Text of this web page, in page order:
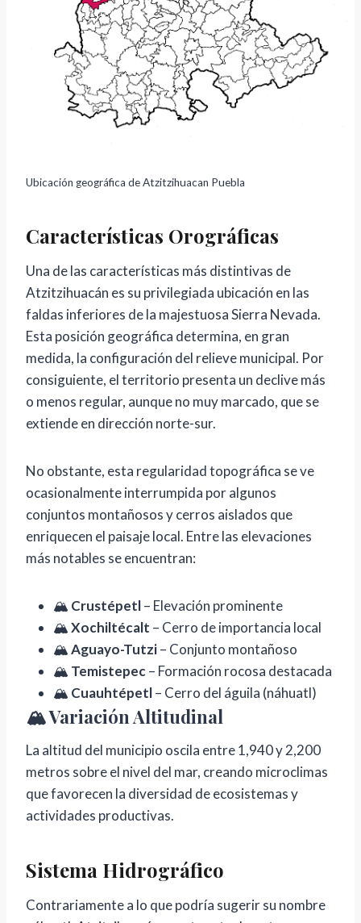
Ubicación geográfica de Atzitzihuacan Puebla
Características Orográficas
Una de las características más distintivas de
Atzitzihuacán es su privilegiada ubicación en las
faldas inferiores de la majestuosa Sierra Nevada.
Esta posición geográfica determina, en gran
medida, la configuración del relieve municipal. Por
consiguiente, el territorio presenta un declive más
o menos regular, aunque no muy marcado, que se
extiende en dirección norte-sur.
No obstante, esta regularidad topográfica se ve
ocasionalmente interrumpida por algunos
conjuntos montañosos y cerros aislados que
enriquecen el paisaje local. Entre las elevaciones
más notables se encuentran:
🏔️ Crustépetl– Elevación prominente
🏔️Xochiltécalt – Cerro de importancia local
🏔️Aguayo-Tutzi– Conjunto montañoso
🏔️ Temistepec– Formación rocosa destacada
🏔️ Cuauhtépetl– Cerro del águila (náhuatl)
🏔️ Variación Altitudinal
La altitud del municipio oscila entre 1,940 y 2,200
metros sobre el nivel del mar, creando microclimas
que favorecen la diversidad de ecosistemas y
actividades productivas.
Sistema Hidrográfico
Contrariamente a lo que podría sugerir su nombre